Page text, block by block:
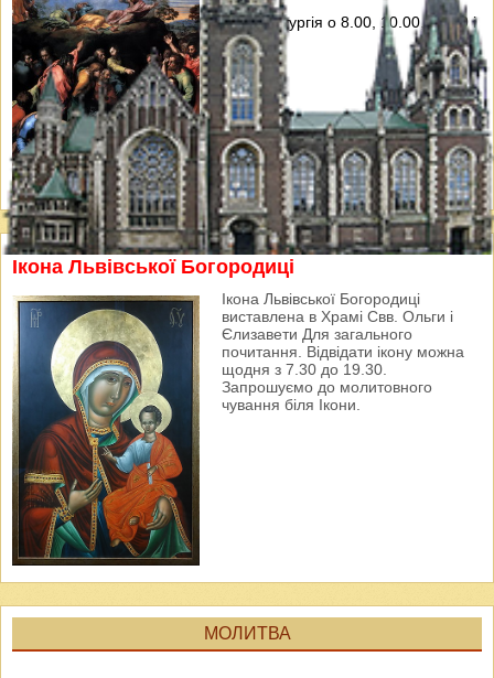
Свята Літургія о 8.00, 10.00, 12.00 і
18.00
Ікона Львівської Богородиці
Ікона Львівської Богородиці
виставлена в Храмі Свв. Ольги і
Єлизавети Для загального
почитання. Відвідати ікону можна
щодня з 7.30 до 19.30.
Запрошуємо до молитовного
чування біля Ікони.
МОЛИТВА